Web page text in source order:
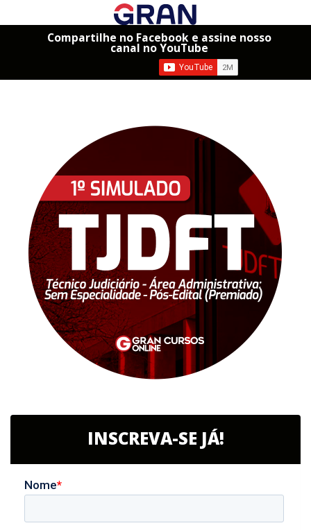
Compartilhe no Facebook e assine nosso
canal no YouTube
INSCREVA-SE JÁ!